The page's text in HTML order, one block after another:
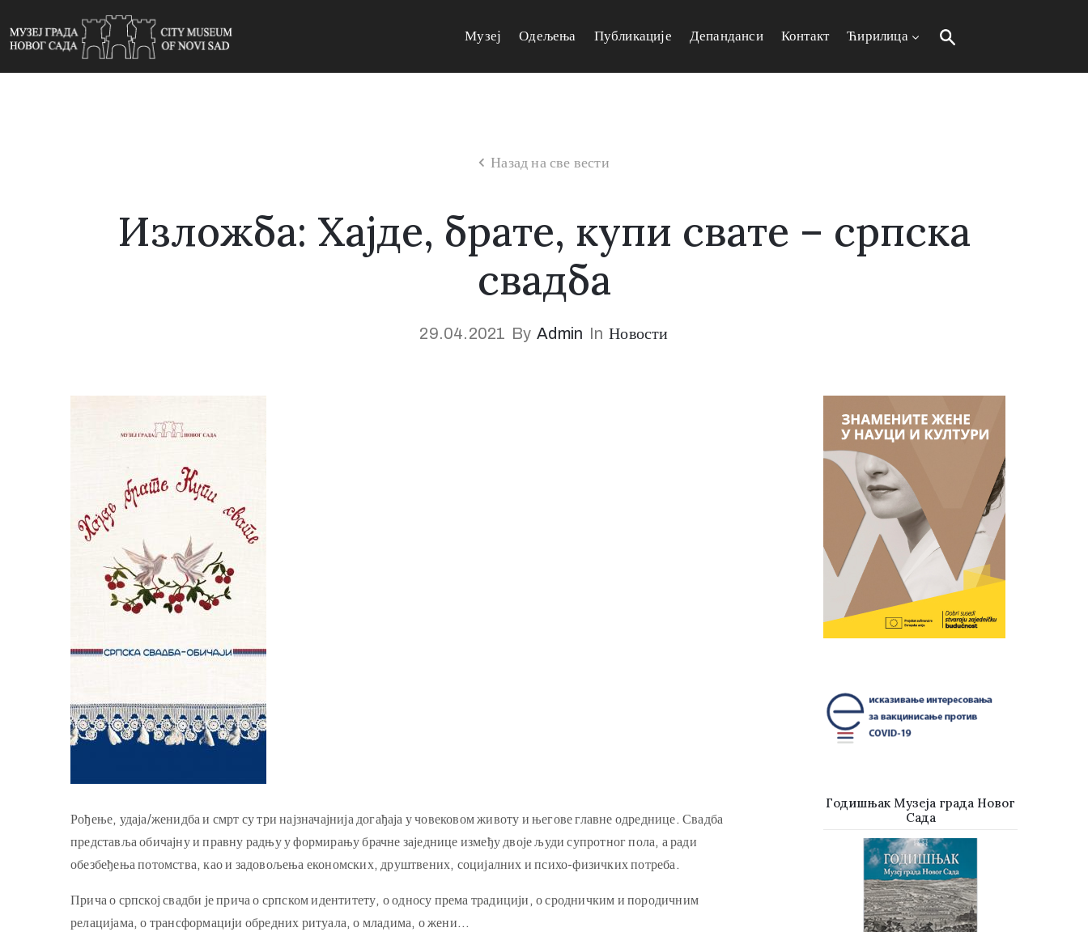
Музеј Одељења Публикације Депанданси Контакт Ћирилица
Назад на све вести
Изложба: Хајде, брате, купи свате – српска
свадба
29.04.2021 By Admin In Новости
Рођење, удаја/женидба и смрт су три најзначајнија догађаја у човековом животу и његове главне одреднице. Свадба
представља обичајну и правну радњу у формирању брачне заједнице између двоје људи супротног пола, а ради
обезбеђења потомства, као и задовољења економских, друштвених, социјалних и психо-физичких потреба.
Прича о српској свадби је прича о српском идентитету, о односу према традицији, о сродничким и породичним
релацијама, о трансформацији обредних ритуала, о младима, о жени…
Годишњак Музеја града Новог
Сада